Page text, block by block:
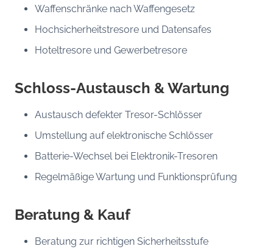
Waffenschränke nach Waffengesetz
Hochsicherheitstresore und Datensafes
Hoteltresore und Gewerbetresore
Schloss-Austausch & Wartung
Austausch defekter Tresor-Schlösser
Umstellung auf elektronische Schlösser
Batterie-Wechsel bei Elektronik-Tresoren
Regelmäßige Wartung und Funktionsprüfung
Beratung & Kauf
Beratung zur richtigen Sicherheitsstufe